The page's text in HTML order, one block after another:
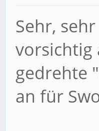
Sehr,
vorsichtig
gedrehte
an für